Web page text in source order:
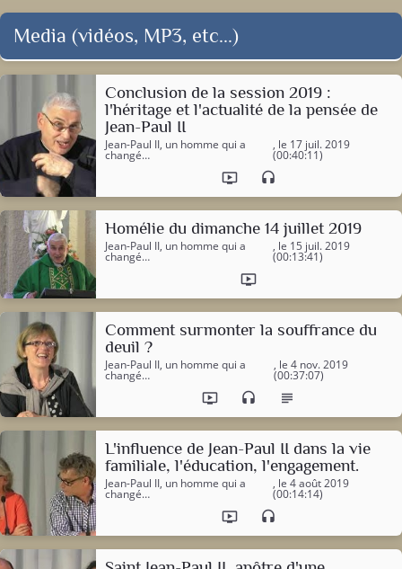
Media (vidéos, MP3, etc...)
Conclusion de la session 2019 :
l'héritage et l'actualité de la pensée de
Jean-Paul II
Jean-Paul II, un homme qui a
changé…
, le 17 juil. 2019
(00:40:11)
ondemand_video headset
Homélie du dimanche 14 juillet 2019
Jean-Paul II, un homme qui a
changé…
, le 15 juil. 2019
(00:13:41)
ondemand_video
Comment surmonter la souffrance du
deuil ?
Jean-Paul II, un homme qui a
changé…
, le 4 nov. 2019
(00:37:07)
ondemand_video headset subject
L'influence de Jean-Paul II dans la vie
familiale, l'éducation, l'engagement.
Jean-Paul II, un homme qui a
changé…
, le 4 août 2019
(00:14:14)
ondemand_video headset